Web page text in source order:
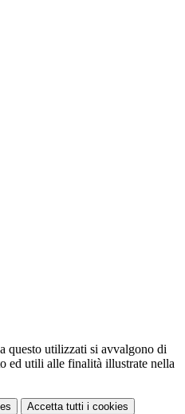
questo utilizzati si avvalgono di
ed utili alle finalità illustrate nella
Accetta tutti i cookies